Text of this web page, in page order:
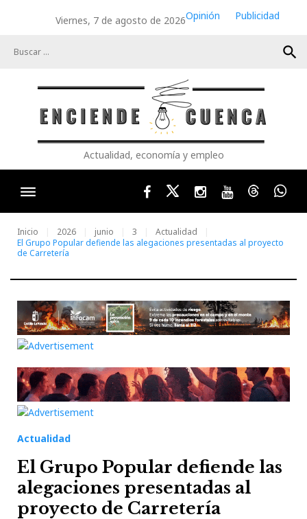
Viernes, 7 de agosto de 2026Opinión
Publicidad
search
Actualidad, economía y empleo
FacebookTwitterInstagram
YoutubeThreads
Inicio 2026 junio 3
Actualidad
El Grupo Popular defiende las alegaciones presentadas al proyecto
de Carretería
Actualidad
El Grupo Popular defiende las
alegaciones presentadas al
proyecto de Carretería